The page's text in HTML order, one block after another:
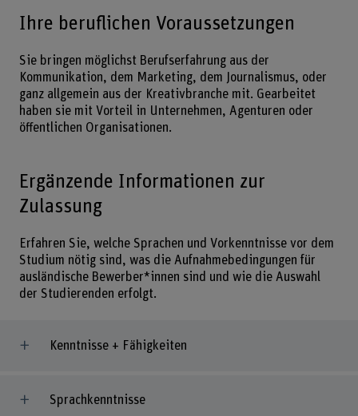
Ihre beruflichen Voraussetzungen
Sie bringen möglichst Berufserfahrung aus der
Kommunikation, dem Marketing, dem Journalismus, oder
ganz allgemein aus der Kreativbranche mit. Gearbeitet
haben sie mit Vorteil in Unternehmen, Agenturen oder
öffentlichen Organisationen.
Ergänzende Informationen zur
Zulassung
Erfahren Sie, welche Sprachen und Vorkenntnisse vor dem
Studium nötig sind, was die Aufnahmebedingungen für
ausländische Bewerber*innen sind und wie die Auswahl
der Studierenden erfolgt.
Kenntnisse + Fähigkeiten
Sprachkenntnisse